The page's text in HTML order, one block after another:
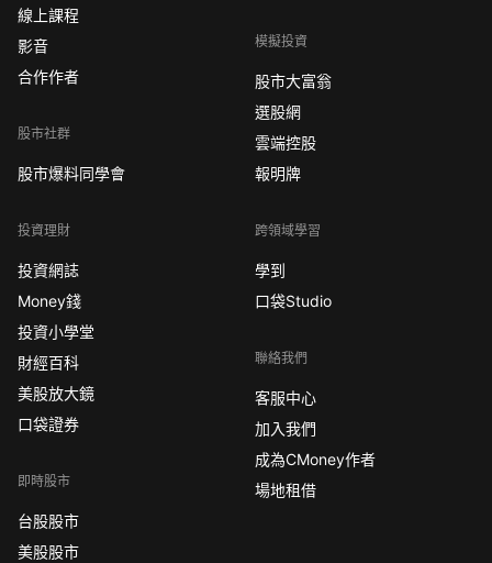
線上課程
影音
合作作者
股市社群
股市爆料同學會
投資理財
投資網誌
Money錢
投資小學堂
財經百科
美股放大鏡
口袋證券
即時股市
台股股市
美股股市
模擬投資
股市大富翁
選股網
雲端控股
報明牌
跨領域學習
學到
口袋Studio
聯絡我們
客服中心
加入我們
成為CMoney作者
場地租借